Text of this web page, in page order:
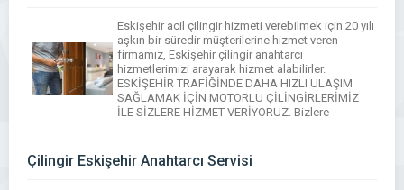
Eskişehir acil çilingir hizmeti verebilmek için 20 yılı
aşkın bir süredir müşterilerine hizmet veren
firmamız, Eskişehir çilingir anahtarcı
hizmetlerimizi arayarak hizmet alabilirler.
ESKİŞEHİR TRAFİĞİNDE DAHA HIZLI ULAŞIM
SAĞLAMAK İÇİN MOTORLU ÇİLİNGİRLERİMİZ
İLE SİZLERE HİZMET VERİYORUZ. Bizlere
ulaşabileceğiniz adres ve telefon numaralarından
Çilingir Eskişehir Anahtarcı Servisi